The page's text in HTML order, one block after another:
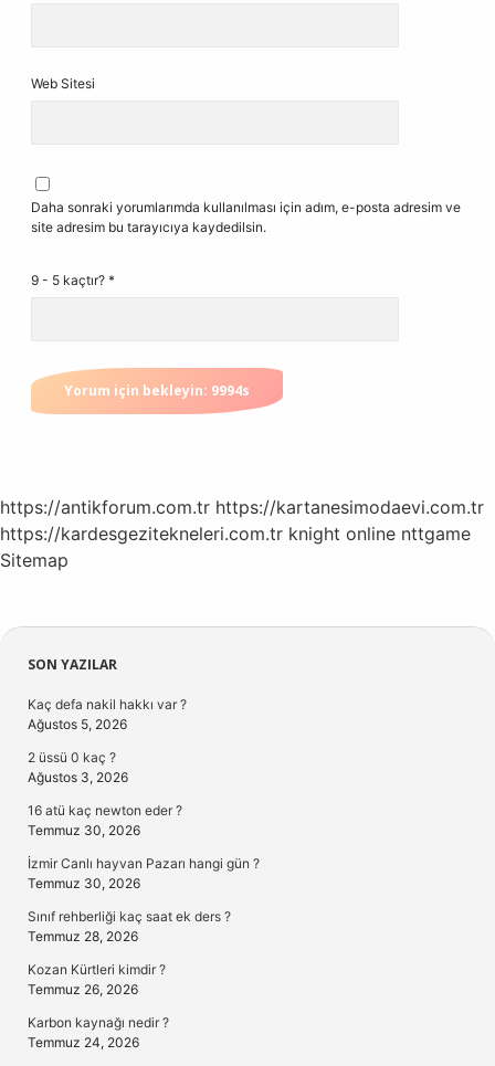
Web Sitesi
Daha sonraki yorumlarımda kullanılması için adım, e-posta adresim ve
site adresim bu tarayıcıya kaydedilsin.
9 - 5 kaçtır? *
https://antikforum.com.tr https://kartanesimodaevi.com.tr
https://kardesgezitekneleri.com.tr knight online nttgame
Sitemap
Sidebar
SON YAZILAR
Kaç defa nakil hakkı var ?
Ağustos 5, 2026
2 üssü 0 kaç ?
Ağustos 3, 2026
16 atü kaç newton eder ?
Temmuz 30, 2026
İzmir Canlı hayvan Pazarı hangi gün ?
Temmuz 30, 2026
Sınıf rehberliği kaç saat ek ders ?
Temmuz 28, 2026
Kozan Kürtleri kimdir ?
Temmuz 26, 2026
Karbon kaynağı nedir ?
Temmuz 24, 2026